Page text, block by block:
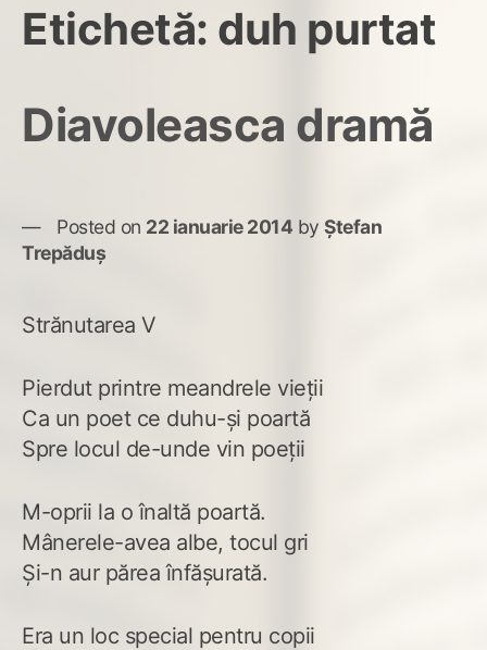
Etichetă: duh purtat
Diavoleasca dramă
Posted on 22 ianuarie 2014 by Ștefan
Trepăduș
Strănutarea V
Pierdut printre meandrele vieţii
Ca un poet ce duhu-şi poartă
Spre locul de-unde vin poeţii
M-oprii la o înaltă poartă.
Mânerele-avea albe, tocul gri
Şi-n aur părea înfăşurată.
Era un loc special pentru copii